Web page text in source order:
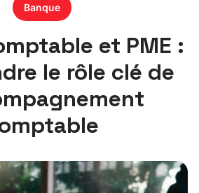
Banque
et PME :
le rôle clé de